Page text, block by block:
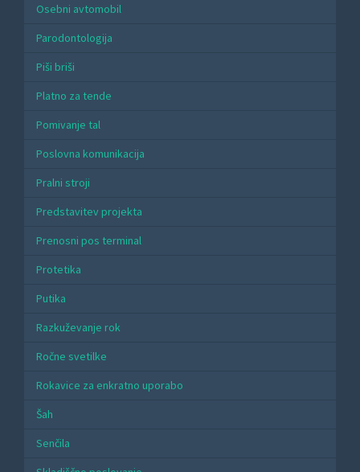
Osebni avtomobil
Parodontologija
Piši briši
Platno za tende
Pomivanje tal
Poslovna komunikacija
Pralni stroji
Predstavitev projekta
Prenosni pos terminal
Protetika
Putika
Razkuževanje rok
Ročne svetilke
Rokavice za enkratno uporabo
Šah
Senčila